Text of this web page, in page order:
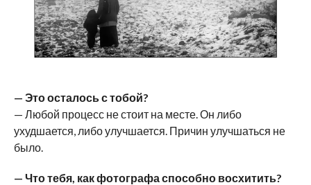
— Это осталось с тобой?
— Любой процесс не стоит на месте. Он либо
ухудшается, либо улучшается. Причин улучшаться не
было.
— Что тебя, как фотографа способно восхитить?